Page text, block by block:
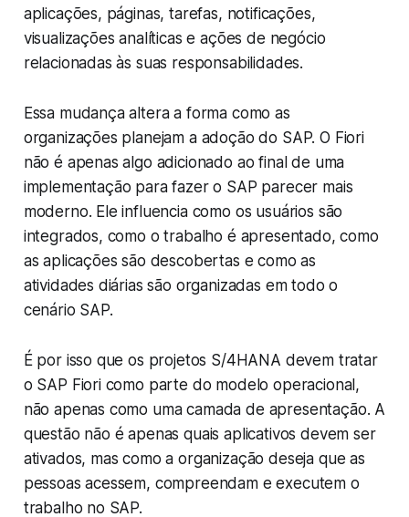
aplicações, páginas, tarefas, notificações,
visualizações analíticas e ações de negócio
relacionadas às suas responsabilidades.
Essa mudança altera a forma como as
organizações planejam a adoção do SAP. O Fiori
não é apenas algo adicionado ao final de uma
implementação para fazer o SAP parecer mais
moderno. Ele influencia como os usuários são
integrados, como o trabalho é apresentado, como
as aplicações são descobertas e como as
atividades diárias são organizadas em todo o
cenário SAP.
É por isso que os projetos S/4HANA devem tratar
o SAP Fiori como parte do modelo operacional,
não apenas como uma camada de apresentação. A
questão não é apenas quais aplicativos devem ser
ativados, mas como a organização deseja que as
pessoas acessem, compreendam e executem o
trabalho no SAP.